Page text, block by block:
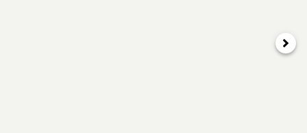
次へ